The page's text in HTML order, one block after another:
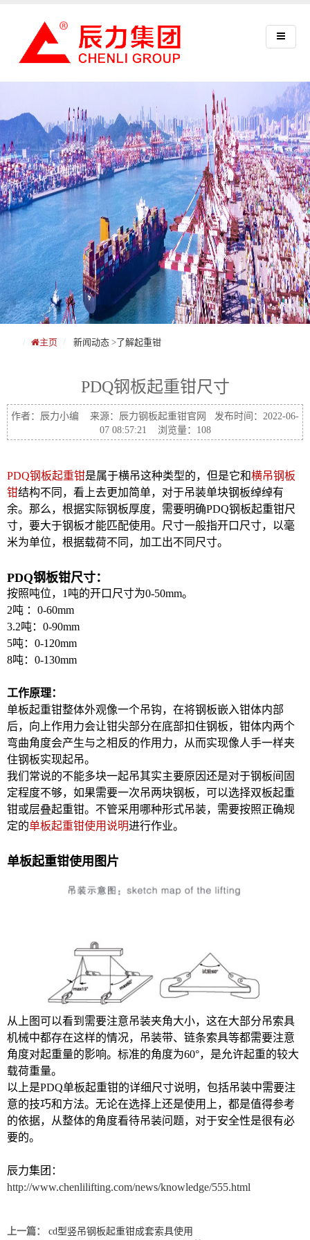
主页 新闻动态 >了解起重钳
PDQ钢板起重钳尺寸
作者：辰力小编 来源：辰力钢板起重钳官网 发布时间：2022-06-
07 08:57:21 浏览量：108
PDQ钢板起重钳是属于横吊这种类型的，但是它和横吊钢板
钳结构不同，看上去更加简单，对于吊装单块钢板绰绰有
余。那么，根据实际钢板厚度，需要明确PDQ钢板起重钳尺
寸，要大于钢板才能匹配使用。尺寸一般指开口尺寸，以毫
米为单位，根据载荷不同，加工出不同尺寸。
PDQ钢板钳尺寸：
按照吨位，1吨的开口尺寸为0-50mm。
2吨 ：0-60mm
3.2吨：0-90mm
5吨：0-120mm
8吨：0-130mm
工作原理：
单板起重钳整体外观像一个吊钩，在将钢板嵌入钳体内部
后，向上作用力会让钳尖部分在底部扣住钢板，钳体内两个
弯曲角度会产生与之相反的作用力，从而实现像人手一样夹
住钢板实现起吊。
我们常说的不能多块一起吊其实主要原因还是对于钢板间固
定程度不够，如果需要一次吊两块钢板，可以选择双板起重
钳或层叠起重钳。不管采用哪种形式吊装，需要按照正确规
定的单板起重钳使用说明进行作业。
单板起重钳使用图片
从上图可以看到需要注意吊装夹角大小，这在大部分吊索具
机械中都存在这样的情况，吊装带、链条索具等都需要注意
角度对起重量的影响。标准的角度为60°，是允许起重的较大
载荷重量。
以上是PDQ单板起重钳的详细尺寸说明，包括吊装中需要注
意的技巧和方法。无论在选择上还是使用上，都是值得参考
的依据，从整体的角度看待吊装问题，对于安全性是很有必
要的。
辰力集团：
http://www.chenlilifting.com/news/knowledge/555.html
上一篇： cd型竖吊钢板起重钳成套索具使用